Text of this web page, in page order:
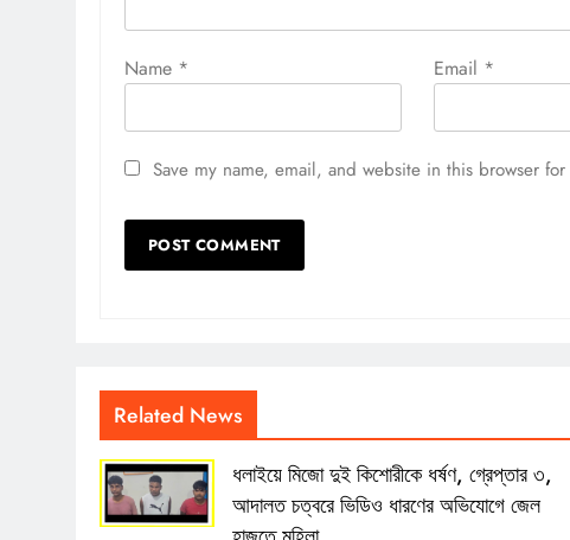
Name * Email *
Save my name, email, and website in this browser
Related News
ধলাইয়ে মিজো দুই কিশোরীকে ধর্ষণ, গ্রেপ্তার ৩,
আদালত চত্বরে ভিডিও ধারণের অভিযোগে জেল